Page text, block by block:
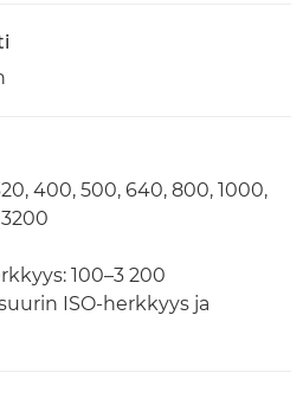
400, 500, 640, 800, 1000,
100–3 200
ISO-herkkyys ja